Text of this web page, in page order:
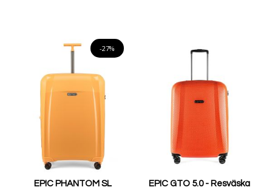
-27%
EPIC PHANTOM SL
EPIC GTO 5.0 - Resväska